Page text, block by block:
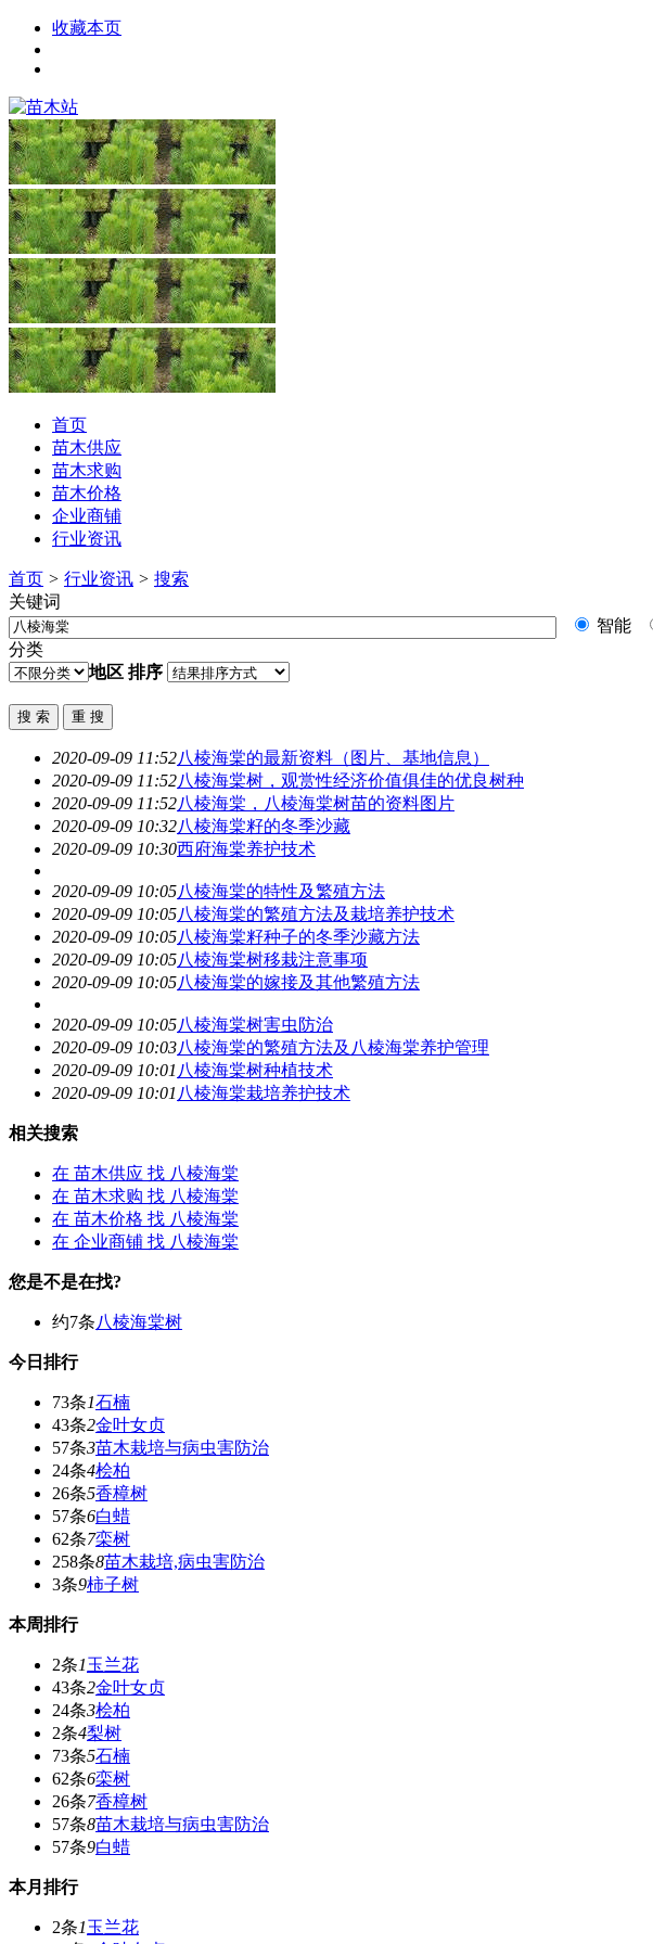
收藏本页
首页
苗木供应
苗木求购
苗木价格
企业商铺
行业资讯
首页 > 行业资讯 > 搜索
关键词
智能
分类
地区 排序
2020-09-09 11:52八棱海棠的最新资料（图片、基地信息）
2020-09-09 11:52八棱海棠树，观赏性经济价值俱佳的优良树种
2020-09-09 11:52八棱海棠 ， 八棱海棠树苗的资料图片
2020-09-09 10:32八棱海棠籽的冬季沙藏
2020-09-09 10:30西府海棠养护技术
2020-09-09 10:05八棱海棠的特性及繁殖方法
2020-09-09 10:05八棱海棠的繁殖方法及栽培养护技术
2020-09-09 10:05八棱海棠籽种子的冬季沙藏方法
2020-09-09 10:05八棱海棠树移栽注意事项
2020-09-09 10:05八棱海棠的嫁接及其他繁殖方法
2020-09-09 10:05八棱海棠树害虫防治
2020-09-09 10:03八棱海棠的繁殖方法及 八棱海棠养护管理
2020-09-09 10:01 八棱海棠树种植技术
2020-09-09 10:01 八棱海棠栽培养护技术
相关搜索
在 苗木供应 找 八棱海棠
在 苗木求购 找 八棱海棠
在 苗木价格 找 八棱海棠
在 企业商铺 找 八棱海棠
您是不是在找?
约7条八棱海棠树
今日排行
73条1石楠
43条2金叶女贞
57条3苗木栽培与病虫害防治
24条4桧柏
26条5香樟树
57条6白蜡
62条7栾树
258条8苗木栽培,病虫害防治
3条9柿子树
本周排行
2条1玉兰花
43条2金叶女贞
24条3桧柏
2条4梨树
73条5石楠
62条6栾树
26条7香樟树
57条8苗木栽培与病虫害防治
57条9白蜡
本月排行
2条1玉兰花